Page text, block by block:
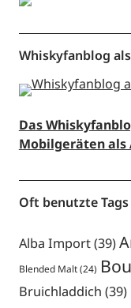
Whiskyfanblog
Das
Mobilgeräten als
Oft benutzte Tags
Alba Import(39)
Blended Malt(24)
Bruichladdich (39)